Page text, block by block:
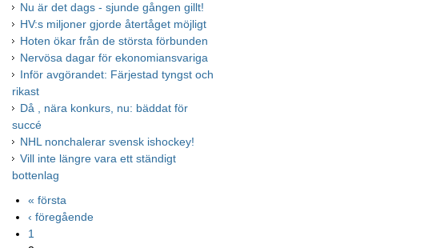
Nu är det dags - sjunde gången gillt!
HV:s miljoner gjorde återtåget möjligt
Hoten ökar från de största förbunden
Nervösa dagar för ekonomiansvariga
Inför avgörandet: Färjestad tyngst och
rikast
Då , nära konkurs, nu: bäddat för
succé
NHL nonchalerar svensk ishockey!
Vill inte längre vara ett ständigt
bottenlag
« första
‹ föregående
1